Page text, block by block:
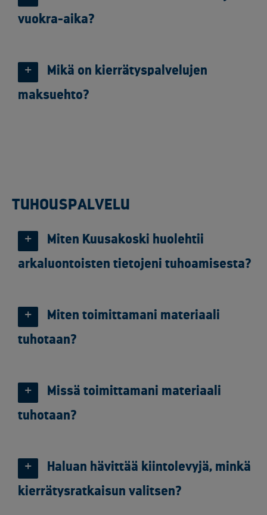
vuokra-aika?
Mikä on kierrätyspalvelujen
maksuehto?
TUHOUSPALVELU
Miten Kuusakoski huolehtii
arkaluontoisten tietojeni tuhoamisesta?
Miten toimittamani materiaali
tuhotaan?
Missä toimittamani materiaali
tuhotaan?
Haluan hävittää kiintolevyjä, minkä
kierrätysratkaisun valitsen?